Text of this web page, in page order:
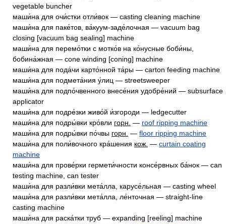
vegetable buncher
маши́на для очи́стки отли́вок — casting cleaning machine
маши́на для паке́тов, ва́куум-заде́лочная — vacuum bag
closing [vacuum bag sealing] machine
маши́на для перемо́тки с мотко́в на ко́нусные боби́ны,
бобина́жная — cone winding [coning] machine
маши́на для пода́чи карто́нной та́ры — carton feeding machine
маши́на для подмета́ния у́лиц — streetsweeper
маши́на для подпо́чвенного внесе́ния удобре́ний — subsurface
applicator
маши́на для подре́зки живо́й и́згороди — ledgecutter
маши́на для подры́вки кро́вли горн. — roof ripping machine
маши́на для подры́вки по́чвы горн. — floor ripping machine
маши́на для поли́вочного кра́шения кож. — curtain coating
machine
маши́на для прове́рки гермети́чности консе́рвных ба́нок — can
testing machine, can tester
маши́на для разли́вки мета́лла, карусе́льная — casting wheel
маши́на для разли́вки мета́лла, ле́нточная — straight-line
casting machine
маши́на для раска́тки труб — expanding [reeling] machine